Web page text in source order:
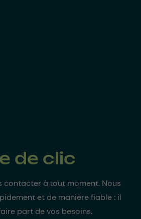
de clic
contacter à tout moment. Nous
et de manière fiable : il
part de vos besoins.